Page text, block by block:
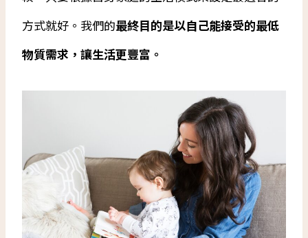
方式就好。我們的最終目的是以自己能接受的最低
物質需求，讓生活更豐富。